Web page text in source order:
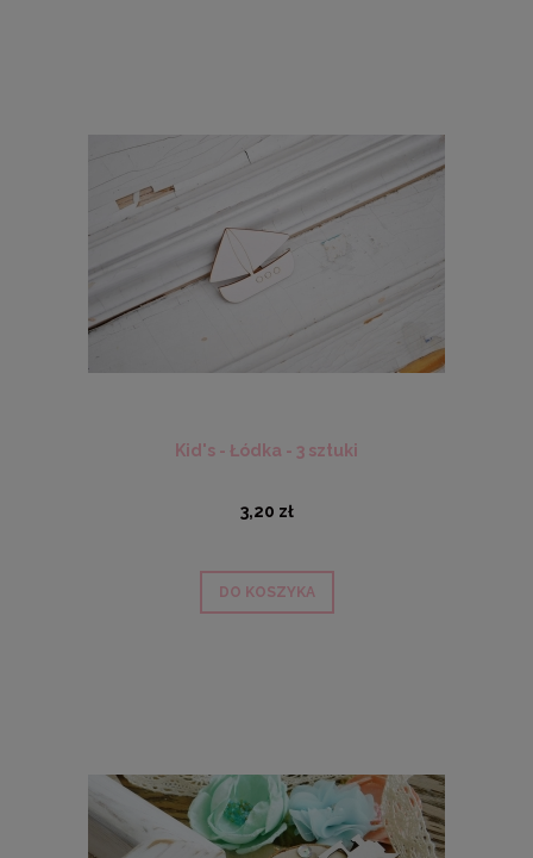
Kid's - Łódka - 3 sztuki
3,20 zł
DO KOSZYKA